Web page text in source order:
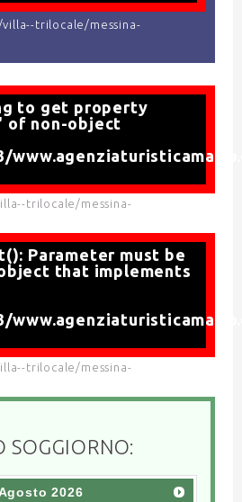
trilocale/messina-
to get property
of non-object
trilocale/messina-
Parameter must be
that implements
trilocale/messina-
SOGGIORNO:
2026